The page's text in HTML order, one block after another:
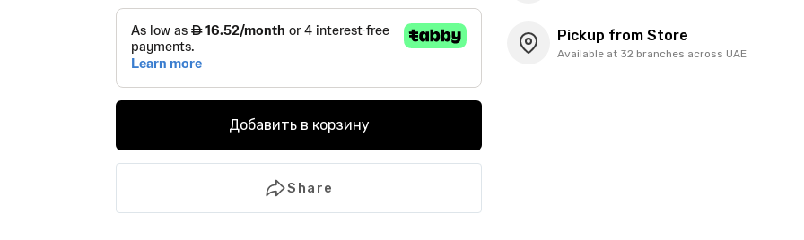
Добавить в корзину
Share
Pickup from Store
Available at 32 branches across UAE